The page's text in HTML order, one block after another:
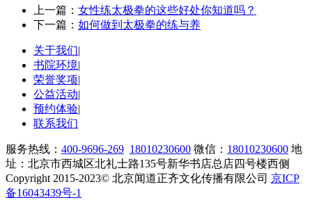
上一篇： 女性练太极拳的这些好处你知道吗？
下一篇： 如何做到太极拳的练与养
关于我们|
书院环境|
荣誉奖项|
公益活动|
预约体验|
联系我们
服务热线： 400-9696-269 18010230600 微信： 18010230600 地
址：北京市西城区北礼士路135号新华书店总店四号楼西侧
Copyright 2015-2023© 北京闻道正齐文化传播有限公司 京ICP
备16043439号-1